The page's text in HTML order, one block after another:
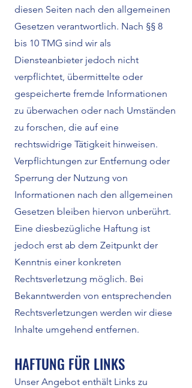
diesen Seiten nach den allgemeinen
Gesetzen verantwortlich. Nach §§ 8
bis 10 TMG sind wir als
Diensteanbieter jedoch nicht
verpflichtet, übermittelte oder
gespeicherte fremde Informationen
zu überwachen oder nach Umständen
zu forschen, die auf eine
rechtswidrige Tätigkeit hinweisen.
Verpflichtungen zur Entfernung oder
Sperrung der Nutzung von
Informationen nach den allgemeinen
Gesetzen bleiben hiervon unberührt.
Eine diesbezügliche Haftung ist
jedoch erst ab dem Zeitpunkt der
Kenntnis einer konkreten
Rechtsverletzung möglich. Bei
Bekanntwerden von entsprechenden
Rechtsverletzungen werden wir diese
Inhalte umgehend entfernen.
HAFTUNG FÜR LINKS
Unser Angebot enthält Links zu